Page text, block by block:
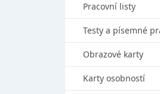
Pracovní listy
Testy a písemné
Obrazové karty
Karty osobností